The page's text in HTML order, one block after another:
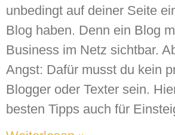
unbedingt auf deiner Seite
Blog haben. Denn ein Blog
Business im Netz sichtbar.
Angst: Dafür musst du kein
Blogger oder Texter sein.
besten Tipps auch für